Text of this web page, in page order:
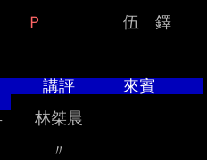
Ｐ
    　　　伍　鐸
講評      來賓
林桀晨
〃